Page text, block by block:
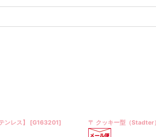
] 〒 クッキー型（Stadter